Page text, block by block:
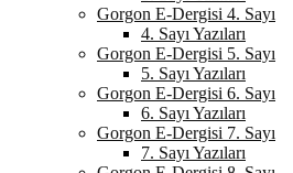
Gorgon E-Dergisi 4. Sayı
4. Sayı Yazıları
Gorgon E-Dergisi 5. Sayı
5. Sayı Yazıları
Gorgon E-Dergisi 6. Sayı
6. Sayı Yazıları
Gorgon E-Dergisi 7. Sayı
7. Sayı Yazıları